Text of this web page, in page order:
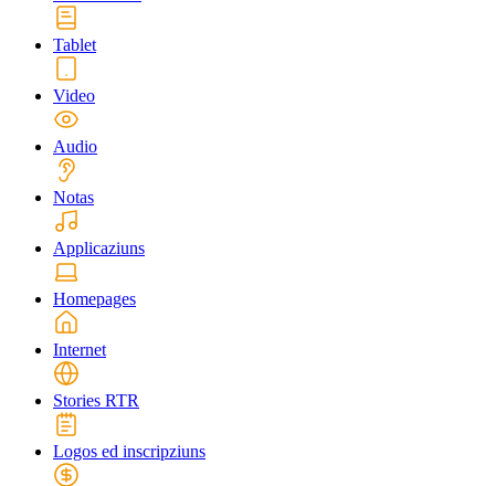
Tablet
Video
Audio
Notas
Applicaziuns
Homepages
Internet
Stories RTR
Logos ed inscripziuns